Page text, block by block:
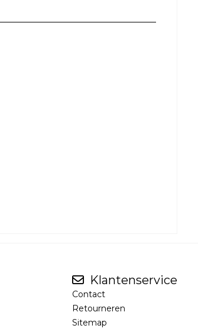
Klantenservice
Contact
Retourneren
Sitemap